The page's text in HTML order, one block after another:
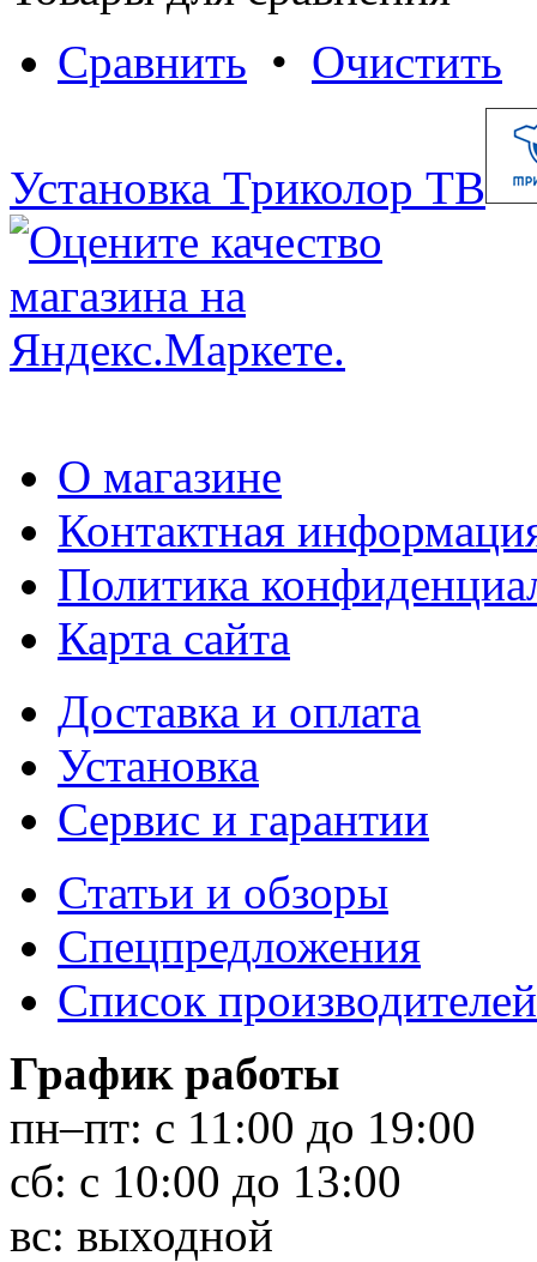
Сравнить • Очистить
Установка Триколор ТВ
О магазине
Контактная
Политика
Карта сайта
Доставка и оплата
Установка
Сервис и гарантии
Статьи и обзоры
Спецпредложения
Список производителей
График работы
пн–пт: с 11:00 до 19:00
сб: с 10:00 до 13:00
вс: выходной